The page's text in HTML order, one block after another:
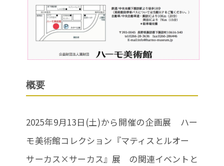
概要
2025年9月13日(土)から開催の企画展 ハー
モ美術館コレクション『マティスとルオー
サーカス×サーカス』展 の関連イベントと